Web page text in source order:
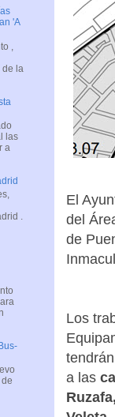
El
del
de
Los
a las
'A
,
de la
las
a
.